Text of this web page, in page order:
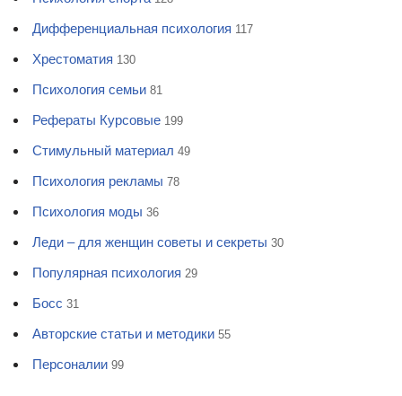
Дифференциальная психология 117
Хрестоматия 130
Психология семьи 81
Рефераты Курсовые 199
Стимульный материал 49
Психология рекламы 78
Психология моды 36
Леди – для женщин советы и секреты 30
Популярная психология 29
Босс 31
Авторские статьи и методики 55
Персоналии 99